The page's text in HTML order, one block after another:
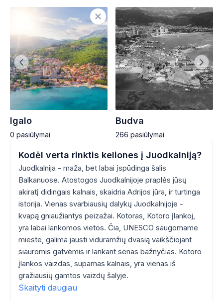
Igalo
0 pasiūlymai
Budva
266 pasiūlymai
Kodėl verta rinktis keliones į Juodkalniją?
Juodkalnija - maža, bet labai įspūdinga šalis
Balkanuose. Atostogos Juodkalnijoje praplės jūsų
akiratį didingais kalnais, skaidria Adrijos jūra, ir turtinga
istorija. Vienas svarbiausių dalykų Juodkalnijoje -
kvapą gniaužiantys peizažai. Kotoras, Kotoro įlankoj,
yra labai lankomos vietos. Čia, UNESCO saugomame
mieste, galima jausti viduramžių dvasią vaikščiojant
siauromis gatvėmis ir lankant senas bažnyčias. Kotoro
įlankos vaizdas, supamas kalnais, yra vienas iš
gražiausių gamtos vaizdų šalyje.
Skaityti daugiau